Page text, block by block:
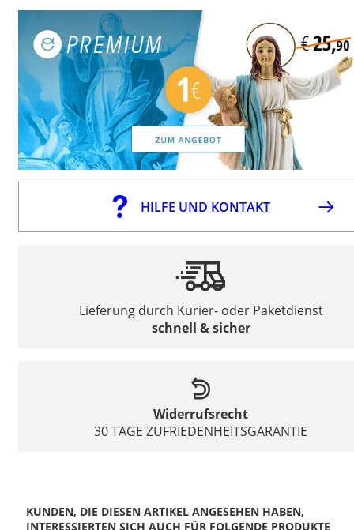
HILFE UND KONTAKT
Lieferung durch Kurier- oder Paketdienst
schnell & sicher
Widerrufsrecht
30 TAGE ZUFRIEDENHEITSGARANTIE
KUNDEN, DIE DIESEN ARTIKEL ANGESEHEN HABEN,
INTERESSIERTEN SICH AUCH FÜR FOLGENDE PRODUKTE